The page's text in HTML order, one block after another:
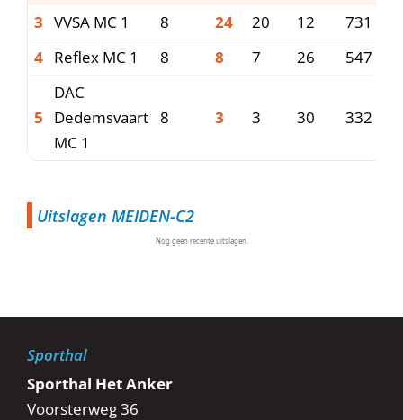
3 VVSA MC 1 8 24 20 12 731
4 Reflex MC 1 8 8 7 26 547
5
DAC
Dedemsvaart
MC 1
8 3 3 30 332
Uitslagen MEIDEN-C2
Nog geen recente uitslagen.
Sporthal
Sporthal Het Anker
Voorsterweg 36